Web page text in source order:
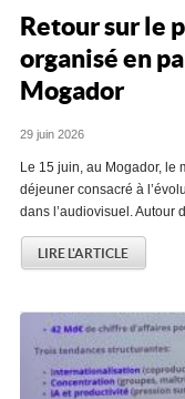
Retour sur le
organisé en
Mogador
29 juin 2026
Le 15 juin, au Mogador, le
déjeuner consacré à
dans l’audiovisuel. Autour
LIRE L'ARTICLE